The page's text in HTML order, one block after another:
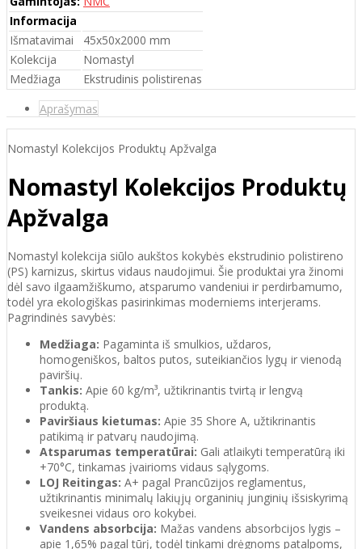
Informacija
Išmatavimai
45x50x2000 mm
Kolekcija
Nomastyl
Medžiaga
Ekstrudinis polistirenas
Aprašymas
Nomastyl Kolekcijos Produktų Apžvalga
Nomastyl Kolekcijos Produktų
Apžvalga
Nomastyl kolekcija siūlo aukštos kokybės ekstrudinio polistireno
(PS) karnizus, skirtus vidaus naudojimui. Šie produktai yra žinomi
dėl savo ilgaamžiškumo, atsparumo vandeniui ir perdirbamumo,
todėl yra ekologiškas pasirinkimas moderniems interjerams.
Pagrindinės savybės:
Medžiaga: Pagaminta iš smulkios, uždaros,
homogeniškos, baltos putos, suteikiančios lygų ir vienodą
paviršių.
Tankis: Apie 60 kg/m³, užtikrinantis tvirtą ir lengvą
produktą.
Paviršiaus kietumas: Apie 35 Shore A, užtikrinantis
patikimą ir patvarų naudojimą.
Atsparumas temperatūrai: Gali atlaikyti temperatūrą iki
+70°C, tinkamas įvairioms vidaus sąlygoms.
LOJ Reitingas: A+ pagal Prancūzijos reglamentus,
užtikrinantis minimalų lakiųjų organinių junginių išsiskyrimą
sveikesnei vidaus oro kokybei.
Vandens absorbcija: Mažas vandens absorbcijos lygis –
apie 1,65% pagal tūrį, todėl tinkami drėgnoms patalpoms,